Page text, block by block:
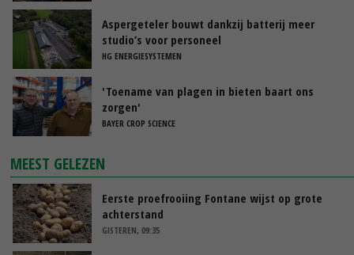
Aspergeteler bouwt dankzij batterij meer
studio’s voor personeel
HG ENERGIESYSTEMEN
'Toename van plagen in bieten baart ons
zorgen'
BAYER CROP SCIENCE
MEEST GELEZEN
Eerste proefrooiing Fontane wijst op grote
achterstand
GISTEREN, 09:35